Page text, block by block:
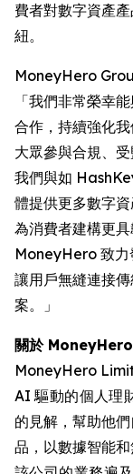
費者對數字資產
紐。
MoneyHero
「我們非常榮幸
合作，持續強化
大眾參與合規、
我們與如
體提供更多數字
為消費者建構更
MoneyHero 致力
讓用戶無縫連接
案。」
關於
MoneyHero
AI 驅動的個人理
的見解，幫助他
品，以數據智能